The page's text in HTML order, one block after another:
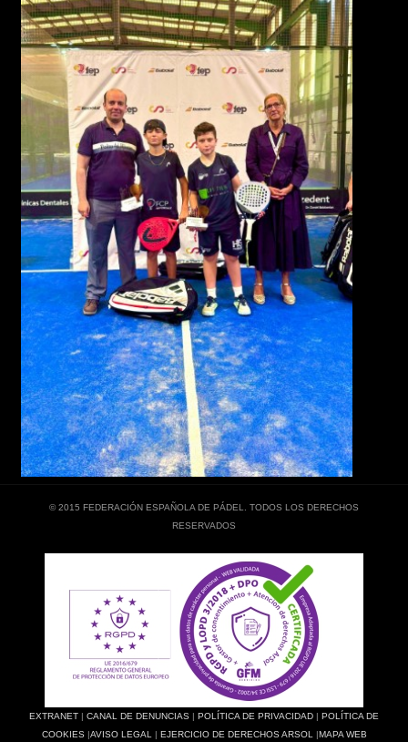
© 2015 FEDERACIÓN ESPAÑOLA DE PÁDEL. TODOS LOS DERECHOS
RESERVADOS
EXTRANET | CANAL DE DENUNCIAS | POLÍTICA DE PRIVACIDAD | POLÍTICA DE
COOKIES|AVISO LEGAL | EJERCICIO DE DERECHOS ARSOL |MAPA WEB